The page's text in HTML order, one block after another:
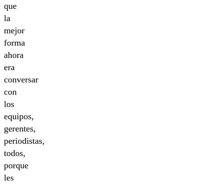
que
la
mejor
forma
ahora
era
conversar
con
los
equipos,
gerentes,
periodistas,
todos,
porque
les